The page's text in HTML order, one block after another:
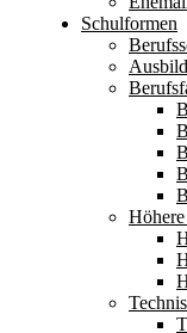
Schulformen